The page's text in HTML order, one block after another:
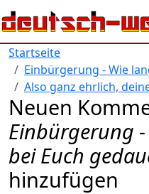
Direkt zum Inhalt
Startseite
Einbürgerung - Wie
Also ganz ehrlich,
Neuen
Einbürgerung
bei Euch
hinzufügen